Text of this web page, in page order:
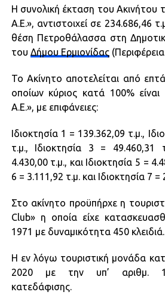
Η συνολική έκταση του Ακινήτου
Α.Ε.», αντιστοιχεί σε 234.686,46
θέση Πετροθάλασσα στη
του Δήμου Ερμιονίδας
Το Ακίνητο αποτελείται από
οποίων κύριος κατά 100% είναι
Α.Ε.», με επιφάνειες:
Ιδιοκτησία 1 = 139.362,09 τ.μ.,
τ.μ., Ιδιοκτησία 3 = 49.460,31
4.430,00 τ.μ., και Ιδιοκτησία 5 =
6 = 3.111,92 τ.μ. και Ιδιοκτησία 7 =
Στο ακίνητο προϋπήρχε η
Club» η οποία είχε
1971 με δυναμικότητα 450 κλειδιά.
Η εν λόγω τουριστική μονάδα
2020 με την υπ’ αριθμ.
κατεδάφισης.